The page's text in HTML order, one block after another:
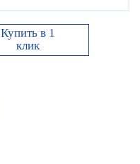
Купить в 1
клик